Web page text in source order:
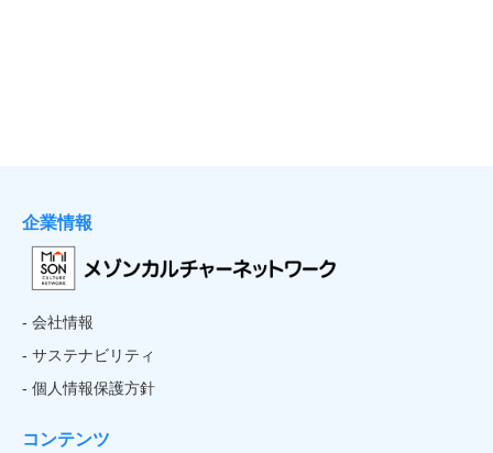
企業情報
- 会社情報
- サステナビリティ
- 個人情報保護方針
コンテンツ